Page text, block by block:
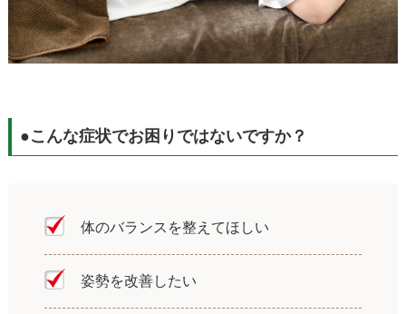
●こんな症状でお困りではないですか？
体のバランスを整えてほしい
姿勢を改善したい